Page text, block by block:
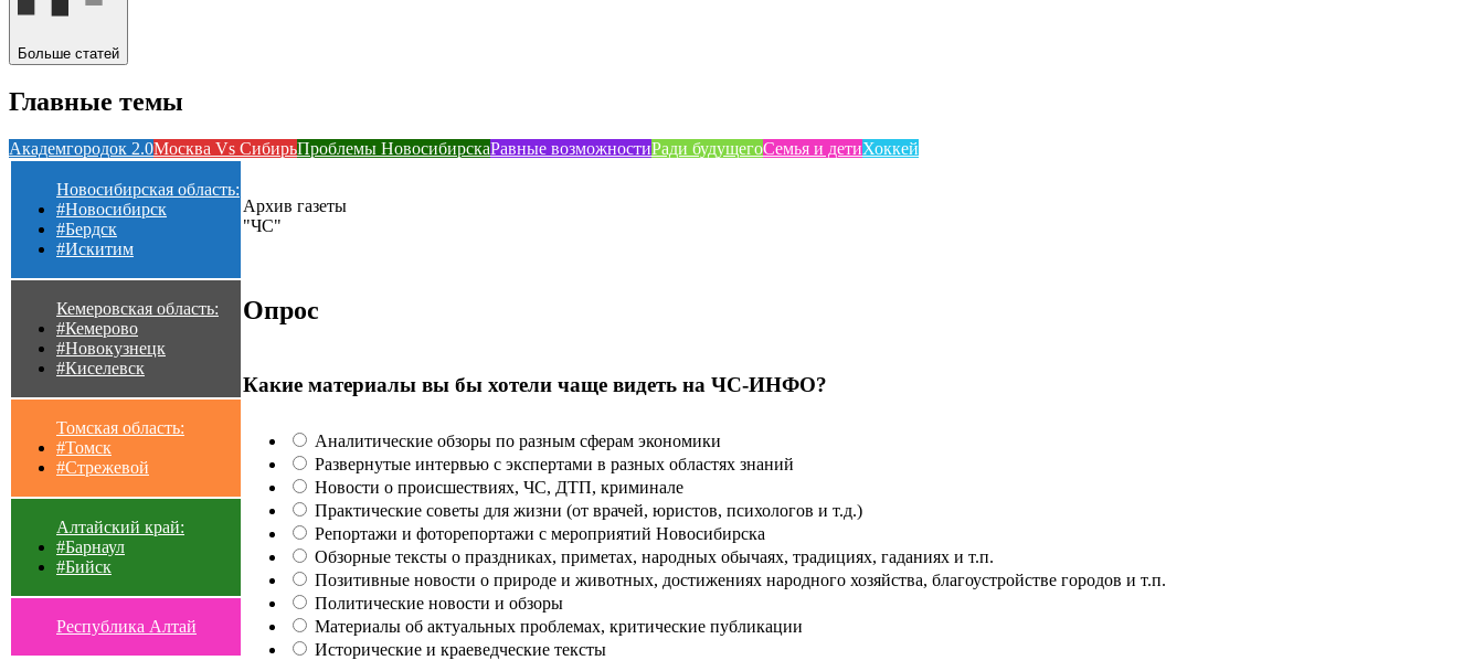
Больше статей
Главные темы
Академгородок 2.0Москва Vs СибирьПроблемы НовосибирскаРавные возможностиРади будущегоСемья и детиХоккей
Новосибирская область:
#Новосибирск
#Бердск
#Искитим
Кемеровская область:
#Кемерово
#Новокузнецк
#Киселевск
Томская область:
#Томск
#Стрежевой
Алтайский край:
#Барнаул
#Бийск
Республика Алтай
Архив газеты
"ЧС"
Опрос
Какие материалы вы бы хотели чаще видеть на ЧС-ИНФО?
Аналитические обзоры по разным сферам экономики
Развернутые интервью с экспертами в разных областях знаний
Новости о происшествиях, ЧС, ДТП, криминале
Практические советы для жизни (от врачей, юристов, психологов и т.д.)
Репортажи и фоторепортажи с мероприятий Новосибирска
Обзорные тексты о праздниках, приметах, народных обычаях, традициях, гаданиях и т.п.
Позитивные новости о природе и животных, достижениях народного хозяйства, благоустройстве городов и т.п.
Политические новости и обзоры
Материалы об актуальных проблемах, критические публикации
Исторические и краеведческие тексты